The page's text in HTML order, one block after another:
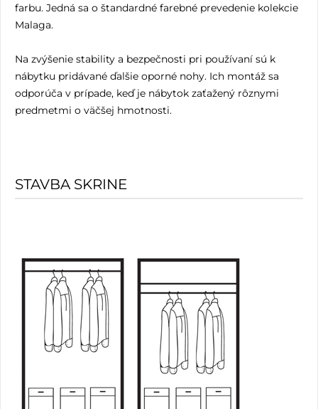
farbu. Jedná sa o štandardné farebné prevedenie kolekcie
Malaga.
Na zvýšenie stability a bezpečnosti pri používaní sú k
nábytku pridávané ďalšie oporné nohy. Ich montáž sa
odporúča v prípade, keď je nábytok zaťažený rôznymi
predmetmi o väčšej hmotnosti.
STAVBA SKRINE